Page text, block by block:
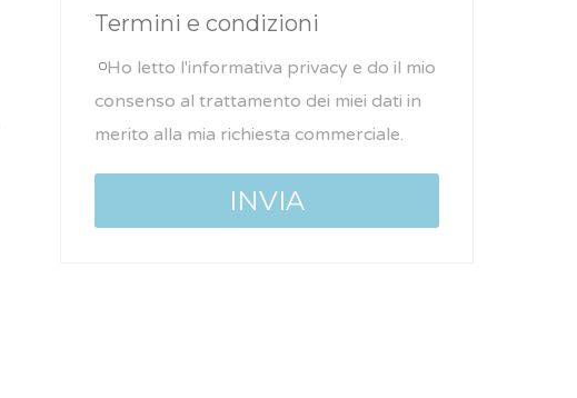
Termini e condizioni
Ho letto l'informativa privacy e do il mio
consenso al trattamento dei miei dati in
merito alla mia richiesta commerciale.